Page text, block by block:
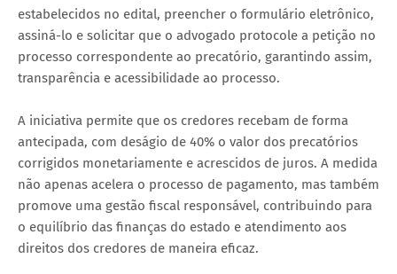
estabelecidos no edital, preencher o formulário eletrônico,
assiná-lo e solicitar que o advogado protocole a petição no
processo correspondente ao precatório, garantindo assim,
transparência e acessibilidade ao processo.
A iniciativa permite que os credores recebam de forma
antecipada, com deságio de 40% o valor dos precatórios
corrigidos monetariamente e acrescidos de juros. A medida
não apenas acelera o processo de pagamento, mas também
promove uma gestão fiscal responsável, contribuindo para
o equilíbrio das finanças do estado e atendimento aos
direitos dos credores de maneira eficaz.